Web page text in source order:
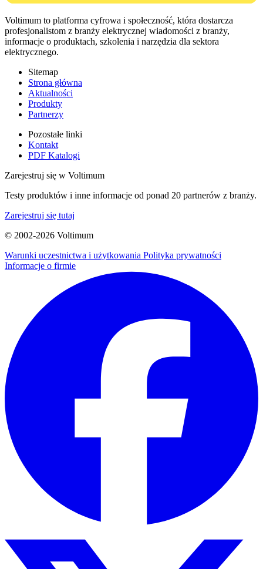
Voltimum to platforma cyfrowa i społeczność, która dostarcza
profesjonalistom z branży elektrycznej wiadomości z branży,
informacje o produktach, szkolenia i narzędzia dla sektora
elektrycznego.
Sitemap
Strona główna
Aktualności
Produkty
Partnerzy
Pozostałe linki
Kontakt
PDF Katalogi
Zarejestruj się w Voltimum
Testy produktów i inne informacje od ponad 20 partnerów z branży.
Zarejestruj się tutaj
© 2002-2026 Voltimum
Warunki uczestnictwa i użytkowania Polityka prywatności
Informacje o firmie